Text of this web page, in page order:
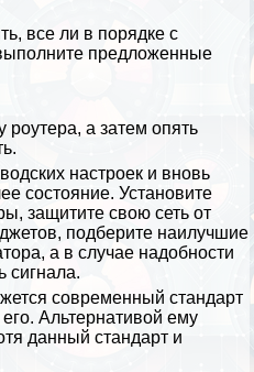
все ли в порядке с
предложенные
роутера, а затем опять
настроек и вновь
состояние. Установите
защитите свою сеть от
подберите наилучшие
а в случае надобности
сигнала.
современный стандарт
Альтернативой ему
данный стандарт и